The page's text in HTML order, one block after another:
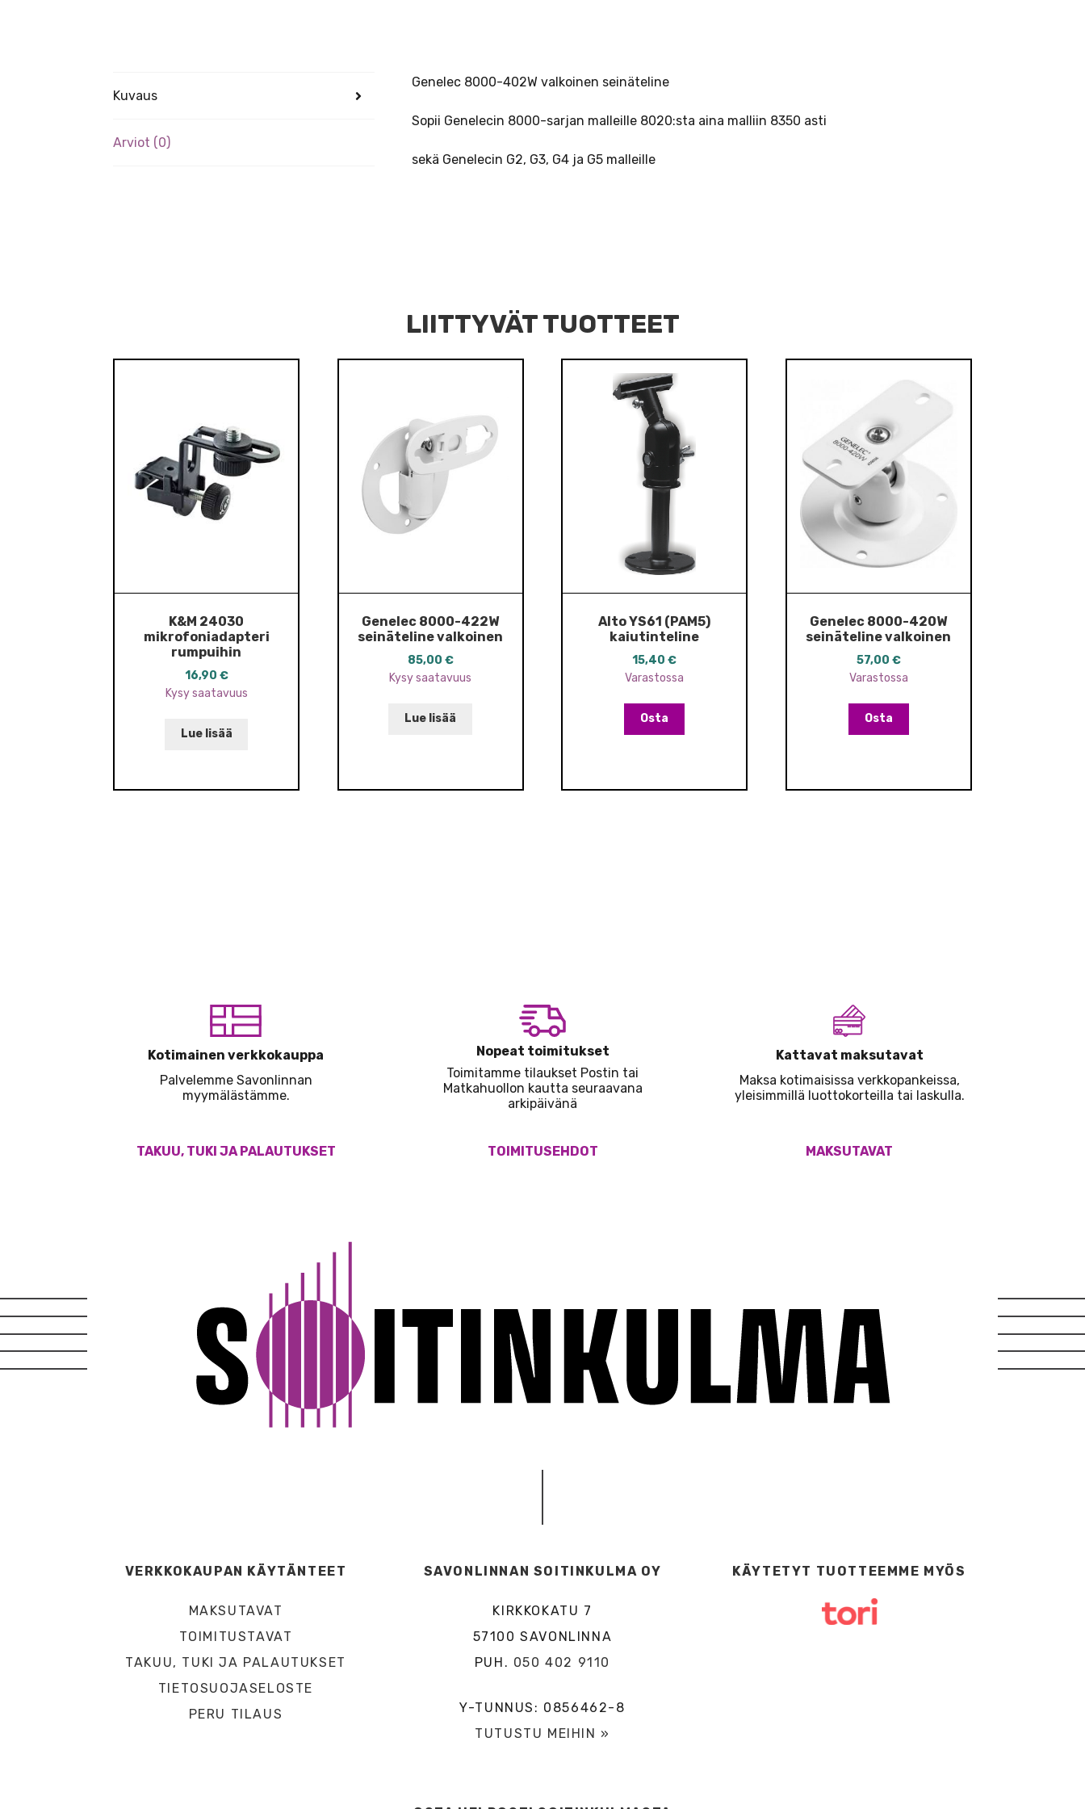
Kuvaus
Arviot (0)
Genelec 8000-402W valkoinen seinäteline
Sopii Genelecin 8000-sarjan malleille 8020:sta aina malliin 8350 asti
sekä Genelecin G2, G3, G4 ja G5 malleille
LIITTYVÄT TUOTTEET
K&M 24030
mikrofoniadapteri
rumpuihin
16,90 €
Kysy saatavuus
Lue lisää
Genelec 8000-422W
seinäteline valkoinen
85,00 €
Kysy saatavuus
Lue lisää
Alto YS61 (PAM5)
kaiutinteline
15,40€
Varastossa
Osta
Genelec 8000-420W
seinäteline valkoinen
57,00 €
Varastossa
Osta
Kotimainen verkkokauppa
Palvelemme Savonlinnan
myymälästämme.
TAKUU, TUKI JA PALAUTUKSET
Nopeat toimitukset
Toimitamme tilaukset Postin tai
Matkahuollon kautta seuraavana
arkipäivänä
TOIMITUSEHDOT
Kattavat maksutavat
Maksa kotimaisissa verkkopankeissa,
yleisimmillä luottokorteilla tai laskulla.
MAKSUTAVAT
VERKKOKAUPAN KÄYTÄNTEET
MAKSUTAVAT
TOIMITUSTAVAT
TAKUU, TUKI JA PALAUTUKSET
TIETOSUOJASELOSTE
PERU TILAUS
SAVONLINNAN SOITINKULMA OY
KIRKKOKATU 7
57100 SAVONLINNA
PUH. 050 402 9110
Y-TUNNUS: 0856462-8
TUTUSTU MEIHIN »
KÄYTETYT TUOTTEEMME MYÖS